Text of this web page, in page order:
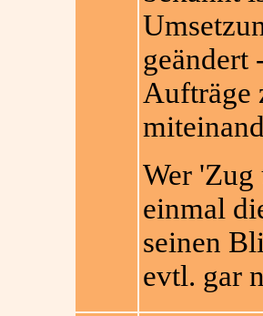
geändert
Aufträge
Wer 'Zug
einmal
seinen
evtl. gar